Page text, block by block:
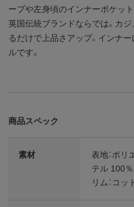
ープや左身頃のインナーポケッ
英国伝統ブランドならでは。カ
るだけで上品さアップ。インナ
ルです。
商品スペック
素材
表地：ポリ
テル 100
リム：コッ